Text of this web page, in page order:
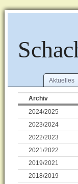
Aktuelles
Archiv
2024/2025
2023/2024
2022/2023
2021/2022
2019/2021
2018/2019